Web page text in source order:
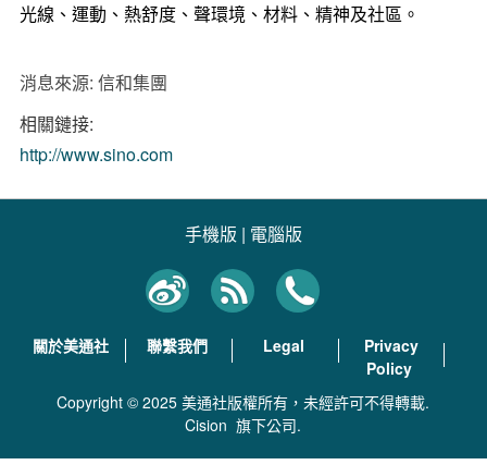
光線、運動、熱舒度、聲環境、材料、精神及社區。
消息來源: 信和集團
相關鏈接:
http://www.sino.com
手機版 | 電腦版
關於美通社 聯繫我們 Legal
Privacy
Policy
Copyright © 2025 美通社版權所有，未經許可不得轉載.
Cision 旗下公司.